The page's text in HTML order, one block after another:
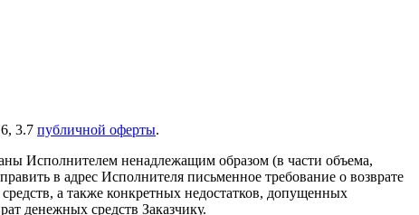
3.7 публичной оферты.
Исполнителем ненадлежащим образом (в части объема,
в адрес Исполнителя письменное требование о возврате
а также конкретных недостатков, допущенных
денежных средств Заказчику.